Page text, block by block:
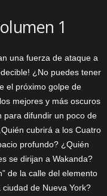
1
una fuerza de ataque a
¿No puedes tener
el próximo golpe de
mejores y más oscuros
para difundir un poco de
cubrirá a los Cuatro
profundo? ¿Quién
se dirijan a Wakanda?
de la calle del elemento
de Nueva York?